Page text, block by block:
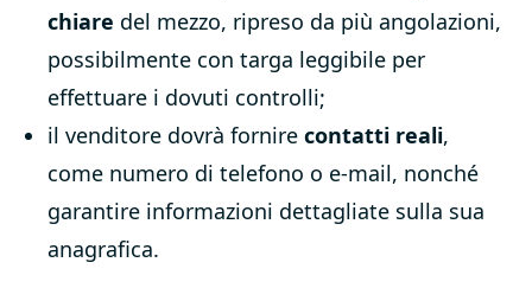
chiare del mezzo, ripreso da più angolazioni,
possibilmente con targa leggibile per
effettuare i dovuti controlli;
il venditore dovrà fornire contatti reali,
come numero di telefono o e-mail, nonché
garantire informazioni dettagliate sulla sua
anagrafica.